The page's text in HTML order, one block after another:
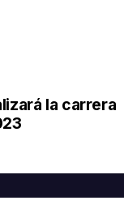
la carrera